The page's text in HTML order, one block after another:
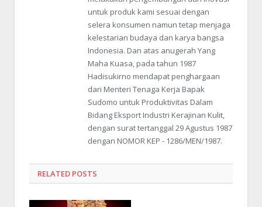
untuk produk kami sesuai dengan
selera konsumen namun tetap menjaga
kelestarian budaya dan karya bangsa
Indonesia. Dan atas anugerah Yang
Maha Kuasa, pada tahun 1987
Hadisukirno mendapat penghargaan
dari Menteri Tenaga Kerja Bapak
Sudomo untuk Produktivitas Dalam
Bidang Eksport Industri Kerajinan Kulit,
dengan surat tertanggal 29 Agustus 1987
dengan NOMOR KEP - 1286/MEN/1987.
RELATED POSTS